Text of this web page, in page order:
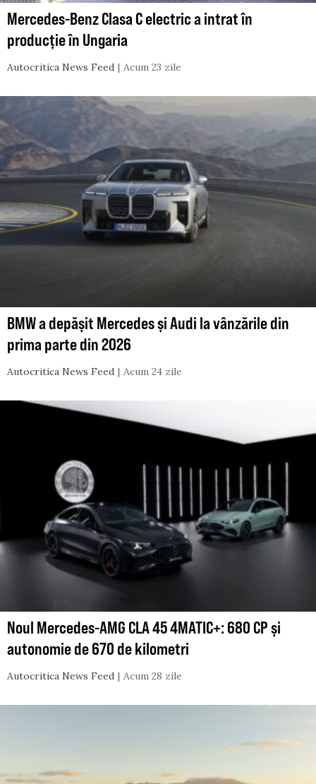
Mercedes-Benz Clasa C electric a intrat în
producție în Ungaria
Autocritica News Feed Acum 23 zile
BMW a depășit Mercedes și Audi la vânzările din
prima parte din 2026
Autocritica News Feed Acum 24 zile
Noul Mercedes-AMG CLA 45 4MATIC+: 680 CP și
autonomie de 670 de kilometri
Autocritica News Feed Acum 28 zile